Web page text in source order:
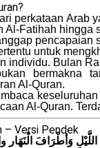
perkataan Arab
Al-Fatihah hingga
pencapaian
untuk
individu. Bulan
bermakna
Al-Quran.
Al-Quran.
– Versi Pendek
اللَّيْلِ وَأطْرَافَ